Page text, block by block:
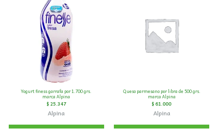
Yogurt finess garrafa por 1.700 grs.
marca Alpina
$ 25.347
Alpina
Queso parmesano por libra de 500 grs.
marca Alpina
$ 61.000
Alpina